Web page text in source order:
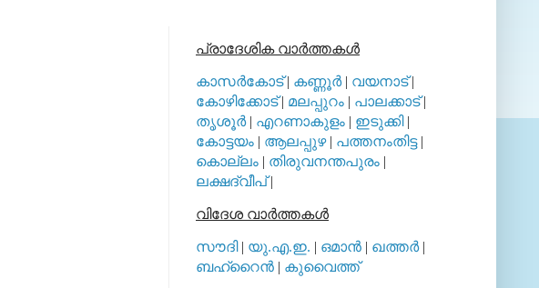
പ്രാദേശിക വാര്‍ത്തകള്‍
കാസര്‍കോട്| കണ്ണൂര്‍| വയനാട്|
കോഴിക്കോട്| മലപ്പുറം | പാലക്കാട്|
തൃശൂര്‍| എറണാകുളം | ഇടുക്കി|
കോട്ടയം | ആലപ്പുഴ| പത്തനംതിട്ട|
കൊല്ലം | തിരുവനന്തപുരം |
ലക്ഷദ്വീപ്|
വിദേശ വാര്‍ത്തകള്‍
സൗദി| യു.എ.ഇ. | ഒമാന്‍ | ഖത്തര്‍|
ബഹ്റൈന്‍ | കുവൈത്ത്